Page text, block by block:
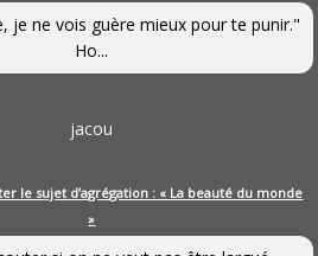
je ne vois guère mieux pour te punir."
Ho...
jacou
le sujet d’agrégation : « La beauté du monde
»